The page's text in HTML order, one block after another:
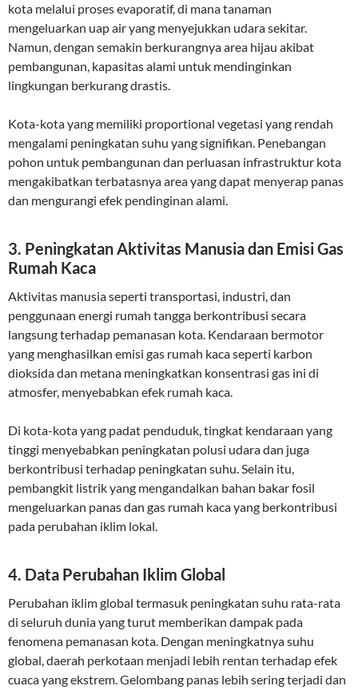
kota melalui proses evaporatif, di mana tanaman
mengeluarkan uap air yang menyejukkan udara sekitar.
Namun, dengan semakin berkurangnya area hijau akibat
pembangunan, kapasitas alami untuk mendinginkan
lingkungan berkurang drastis.
Kota-kota yang memiliki proportional vegetasi yang rendah
mengalami peningkatan suhu yang signifikan. Penebangan
pohon untuk pembangunan dan perluasan infrastruktur kota
mengakibatkan terbatasnya area yang dapat menyerap panas
dan mengurangi efek pendinginan alami.
3. Peningkatan Aktivitas Manusia dan Emisi Gas
Rumah Kaca
Aktivitas manusia seperti transportasi, industri, dan
penggunaan energi rumah tangga berkontribusi secara
langsung terhadap pemanasan kota. Kendaraan bermotor
yang menghasilkan emisi gas rumah kaca seperti karbon
dioksida dan metana meningkatkan konsentrasi gas ini di
atmosfer, menyebabkan efek rumah kaca.
Di kota-kota yang padat penduduk, tingkat kendaraan yang
tinggi menyebabkan peningkatan polusi udara dan juga
berkontribusi terhadap peningkatan suhu. Selain itu,
pembangkit listrik yang mengandalkan bahan bakar fosil
mengeluarkan panas dan gas rumah kaca yang berkontribusi
pada perubahan iklim lokal.
4. Data Perubahan Iklim Global
Perubahan iklim global termasuk peningkatan suhu rata-rata
di seluruh dunia yang turut memberikan dampak pada
fenomena pemanasan kota. Dengan meningkatnya suhu
global, daerah perkotaan menjadi lebih rentan terhadap efek
cuaca yang ekstrem. Gelombang panas lebih sering terjadi dan